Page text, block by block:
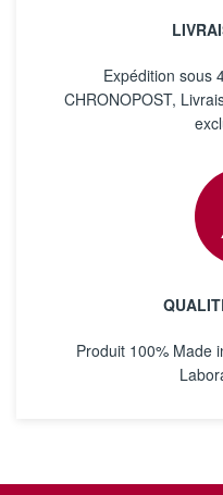
Expédition sous
CHRONOPOST,
Produit 100% Made